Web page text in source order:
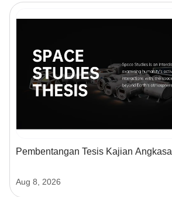
Pembentangan Tesis Kajian Angkasa
Aug 8, 2026